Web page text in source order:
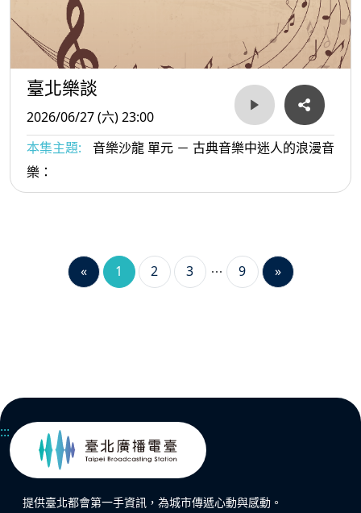
臺北樂談
2026/06/27 (六) 23:00
本集主題:
音樂沙龍 單元 － 古典音樂中迷人的浪漫音
樂：
« 1 2 3 9 »
:::
提供臺北都會第一手資訊，為城市傳遞心動與感動。